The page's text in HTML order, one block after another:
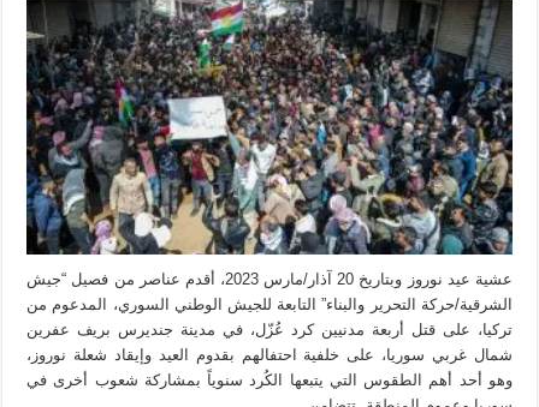
عشية عيد نوروز وبتاريخ 20 آذار/مارس 2023، أقدم عناصر من فصيل “جيش
الشرقية/حركة التحرير والبناء” التابعة للجيش الوطني السوري، المدعوم من
تركيا، على قتل أربعة مدنيين كرد عُزّل، في مدينة جنديرس بريف عفرين
شمال غربي سوريا، على خلفية احتفالهم بقدوم العيد وإيقاد شعلة نوروز،
وهو أحد أهم الطقوس التي يتبعها الكُرد سنوياً بمشاركة شعوب أخرى في